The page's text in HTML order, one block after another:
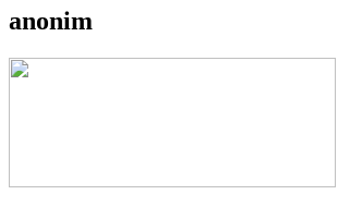
anonim